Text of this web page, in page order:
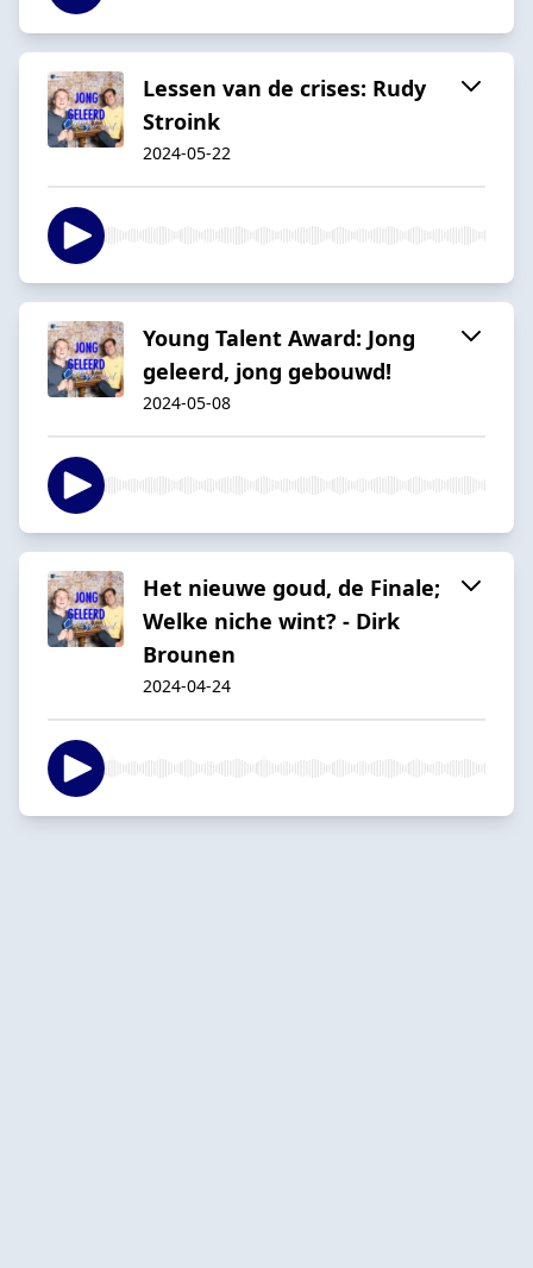
Lessen van de crises: Rudy
Stroink
2024-05-22
Young Talent Award: Jong
geleerd, jong gebouwd!
2024-05-08
Het nieuwe goud, de Finale;
Welke niche wint? - Dirk
Brounen
2024-04-24